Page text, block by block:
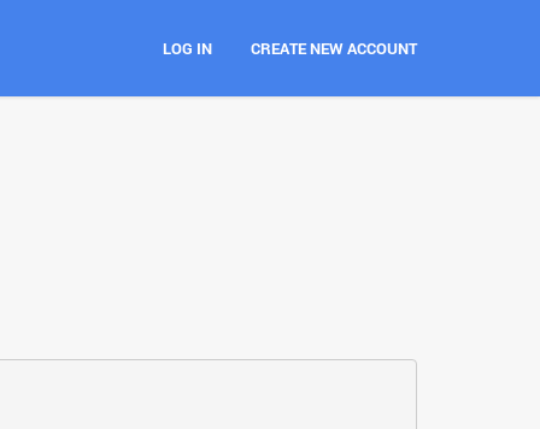
LOG IN CREATE NEW ACCOUNT